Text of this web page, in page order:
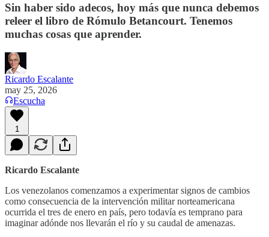
Sin haber sido adecos, hoy más que nunca debemos
releer el libro de Rómulo Betancourt. Tenemos
muchas cosas que aprender.
Ricardo Escalante
may 25, 2026
Escucha
1
Ricardo Escalante
Los venezolanos comenzamos a experimentar signos de cambios
como consecuencia de la intervención militar norteamericana
ocurrida el tres de enero en país, pero todavía es temprano para
imaginar adónde nos llevarán el río y su caudal de amenazas.